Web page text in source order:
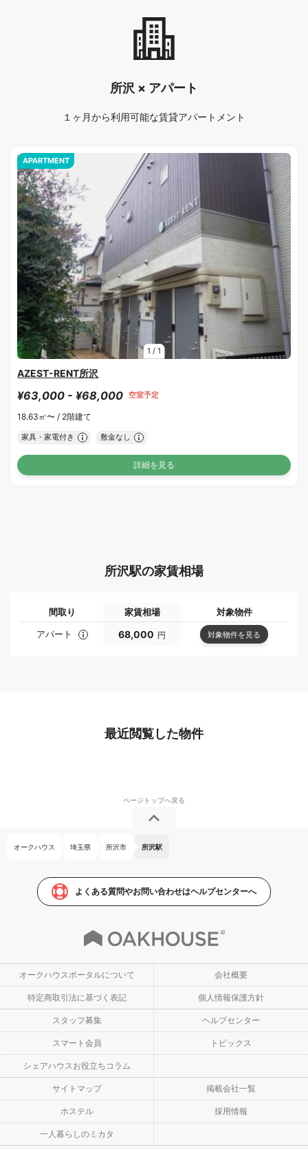
所沢 × アパート
１ヶ月から利用可能な賃貸アパートメント
1 / 1
APARTMENT
AZEST-RENT所沢
¥63,000 - ¥68,000 空室予定
18.63㎡〜 / 2階建て
家具・家電付き 敷金なし
詳細を見る
所沢駅の家賃相場
間取り 家賃相場
対象物件
アパート
68,000 円 対象物件を見る
最近閲覧した物件
オークハウス 埼玉県 所沢市 所沢駅
よくある質問やお問い合わせはヘルプセンターへ
オークハウスポータルについて 会社概要
特定商取引法に基づく表記 個人情報保護方針
スタッフ募集 ヘルプセンター
スマート会員 トピックス
シェアハウスお役立ちコラム
サイトマップ 掲載会社一覧
ホステル 採用情報
一人暮らしのミカタ